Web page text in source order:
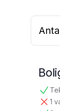
1
ikke